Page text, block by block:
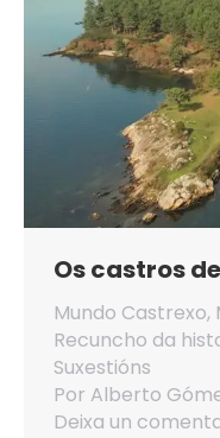
Os castros
Mundo Castrexo,
Recuncho da
Suxestións
Por Alberto
Deixa un